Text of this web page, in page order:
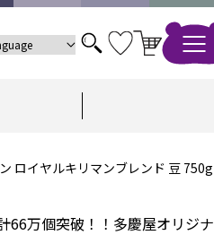
ロイヤルキリマンブレンド 豆 750g
66万個突破！！多慶屋オリジナ